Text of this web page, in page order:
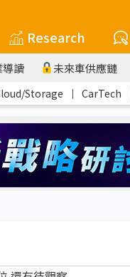
Research
導讀 未來車供應鏈
Storage ｜ CarTech